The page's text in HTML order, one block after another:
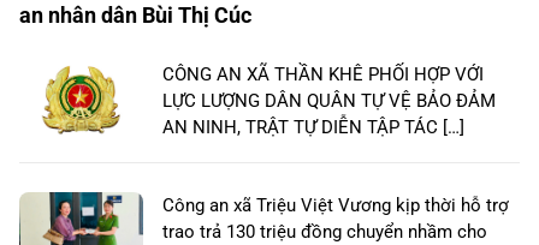
an nhân dân Bùi Thị Cúc
CÔNG AN XÃ THẦN KHÊ PHỐI HỢP VỚI
LỰC LƯỢNG DÂN QUÂN TỰ VỆ BẢO ĐẢM
AN NINH, TRẬT TỰ DIỄN TẬP TÁC […]
Công an xã Triệu Việt Vương kịp thời hỗ trợ
trao trả 130 triệu đồng chuyển nhầm cho